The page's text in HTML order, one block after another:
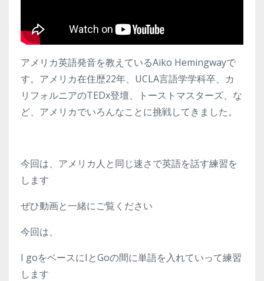
アメリカ英語発音を教えているAiko Hemingwayで
す。アメリカ在住歴22年、UCLA言語学学科卒、カ
リフォルニアのTEDx登壇、トーストマスターズ、な
ど、アメリカでいろんなことに挑戦してきました。
今回は、アメリカ人と同じ速さで英語を話す練習を
します
ぜひ動画と一緒にご覧ください
今回は、
I goをベースにIとGoの間に単語を入れていって練習
します